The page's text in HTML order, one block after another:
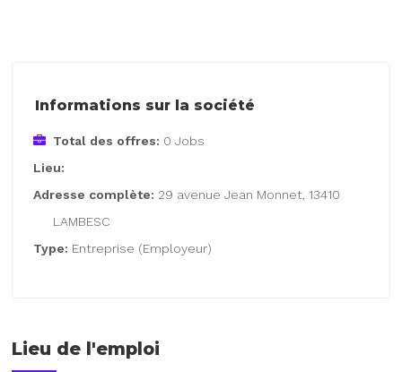
Informations sur la société
Total des offres: 0 Jobs
Lieu:
Adresse complète: 29 avenue Jean Monnet, 13410
LAMBESC
Type: Entreprise (Employeur)
Lieu de l'emploi